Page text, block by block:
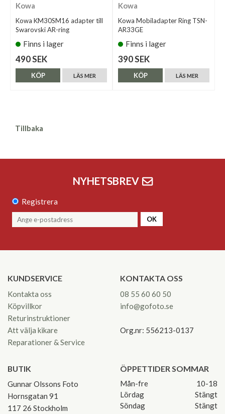
Kowa
Kowa KM30SM16 adapter till
Swarovski AR-ring
Finns i lager
490 SEK
LÄS MER
KÖP
Kowa
Kowa Mobiladapter Ring TSN-
AR33GE
Finns i lager
390 SEK
LÄS MER
KÖP
Tillbaka
NYHETSBREV
Registrera
OK
KUNDSERVICE
Kontakta oss
Köpvillkor
Returinstruktioner
Att välja kikare
Reparationer & Service
KONTAKTA OSS
08 55 60 60 50
info@gofoto.se
Org.nr: 556213-0137
BUTIK
Gunnar Olssons Foto
Hornsgatan 91
117 26 Stockholm
ÖPPETTIDER SOMMAR
Mån-fre
10-18
Lördag
Stängt
Söndag
Stängt